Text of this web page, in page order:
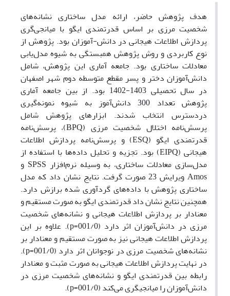
هدف پژوهش حاضر، ارائه مدل ساختاری نشانه‌های
شخصیت مرزی بر اساس قدرتمندی ایگو با میانجی‌گری
پردازش اطلاعات هیجانی در دانش-آموزان بود. پژوهش از
نوع کاربردی و روش پژوهش همبستگی به شیوه‌ مدل‌یابی
معادلات ساختاری بود. جامعه آماری این پژوهش، شامل
دانش‌آموزان دختر و پسر مقطع متوسطه دوم شهر اصفهان
در سال تحصیلی 1403-1402 بود. از بین جامعه آماری
پژوهش تعداد 300 دانش‌آموز به شیوه نمونه‌گیری
دردسترس انتخاب شدند. ابزارهای پژوهش شامل
پرسش‌نامه اختلال شخصیت مرزی (BPQ)، پرسش‌نامه
قدرتمندی ایگو (ESQ) و پرسش‌نامه پردازش اطلاعات
هیجانی (EIPQ) بود. تجزیه و تحلیل داده‌ها با استفاده از
مدل‌سازی معادلات ساختاری، به وسیله نرم‌افزار SPSS و
Amos ویرایش 23 صورت گرفت. نتایج نشان داد که مدل
ساختاری پژوهش با داده‌های گردآوری شده برازش دارد.
همچنین نتایج نشان داد قدرتمندی ایگو به صورت مستقیم و
معنادار بر پردازش اطلاعات هیجانی و نشانه‌های شخصیت
مرزی در دانش‌آموزان اثر دارد (001/0=p). علاوه بر این
پردازش اطلاعات هیجانی نیز به صورت مستقیم و معنادار بر
نشانه‌های شخصیت مرزی در نوجوانان اثر دارد (001/0=p).
در نهایت پردازش اطلاعات هیجانی به صورت مثبت و معنادار
رابطه بین قدرتمندی ایگو و نشانه‌های شخصیت مرزی در
دانش‌آموزان را میانجیگری می‌کند (001/0=p).